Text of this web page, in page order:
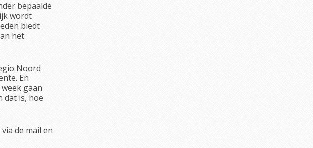
bepaalde
wordt
biedt
het
Noord
En
gaan
dat is, hoe
de mail en